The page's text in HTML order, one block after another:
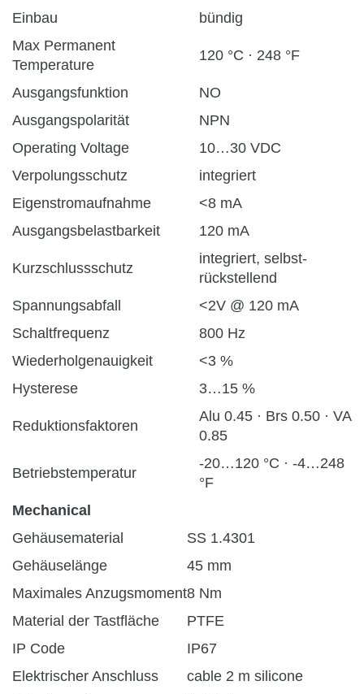
Einbau
bündig
Max Permanent
Temperature
120 °C · 248 °F
Ausgangsfunktion
NO
Ausgangspolarität
NPN
Operating Voltage
10…30 VDC
Verpolungsschutz
integriert
Eigenstromaufnahme
<8 mA
Ausgangsbelastbarkeit
120 mA
Kurzschlussschutz
integriert, selbst-
rückstellend
Spannungsabfall
<2V @ 120 mA
Schaltfrequenz
800 Hz
Wiederholgenauigkeit
<3 %
Hysterese
3…15 %
Reduktionsfaktoren
Alu 0.45 · Brs 0.50 · VA
0.85
Betriebstemperatur
-20…120 °C · -4…248
°F
Mechanical
Gehäusematerial
SS 1.4301
Gehäuselänge
45 mm
Maximales Anzugsmoment8 Nm
Material der Tastfläche
PTFE
IP Code
IP67
Elektrischer Anschluss
cable 2 m silicone